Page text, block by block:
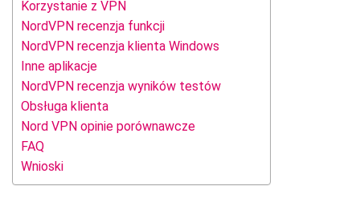
Korzystanie z VPN
NordVPN recenzja funkcji
NordVPN recenzja klienta Windows
Inne aplikacje
NordVPN recenzja wyników testów
Obsługa klienta
Nord VPN opinie porównawcze
FAQ
Wnioski